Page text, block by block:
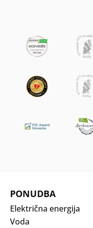
PONUDBA
Električna energija
Voda